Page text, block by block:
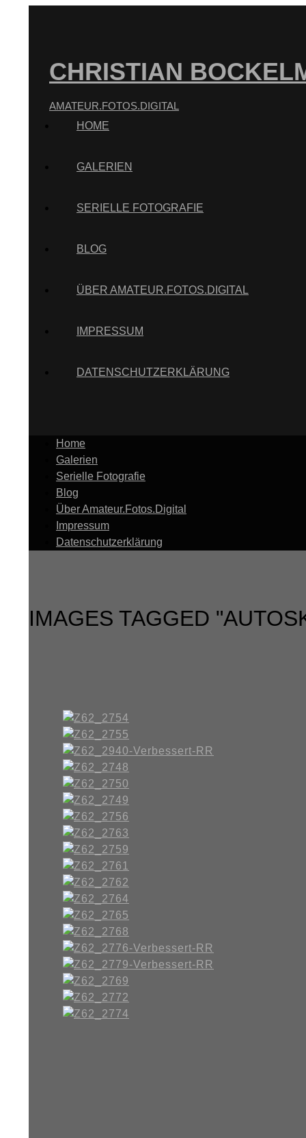
CHRISTIAN
AMATEUR.FOTOS.DIGITAL
HOME
GALERIEN
SERIELLE FOTOGRAFIE
BLOG
ÜBER AMATEUR.FOTOS.DIGITAL
IMPRESSUM
DATENSCHUTZERKLÄRUNG
Home
Galerien
Serielle Fotografie
Blog
Über Amateur.Fotos.Digital
Impressum
Datenschutzerklärung
IMAGES TAGGED